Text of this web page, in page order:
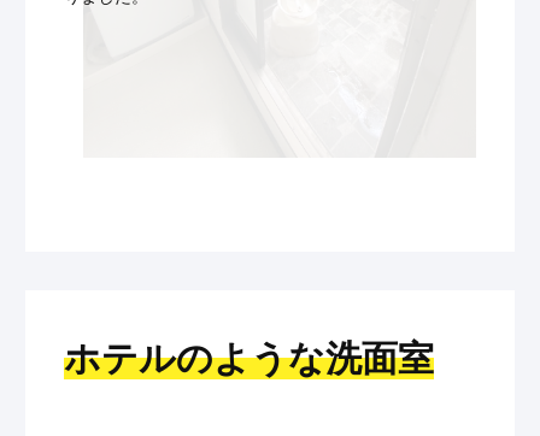
ホテルのような洗面室